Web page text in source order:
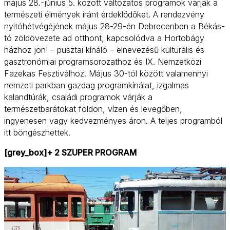
május 28.-június 5. között változatos programok várják a
természeti élmények iránt érdeklődőket. A rendezvény
nyitóhétvégéjének május 28-29-én Debrecenben a Békás-
tó zöldövezete ad otthont, kapcsolódva a Hortobágy
házhoz jön! – pusztai kínáló – elnevezésű kulturális és
gasztronómiai programsorozathoz és IX. Nemzetközi
Fazekas Fesztiválhoz. Május 30-tól között valamennyi
nemzeti parkban gazdag programkínálat, izgalmas
kalandtúrák, családi programok várják a
természetbarátokat földön, vízen és levegőben,
ingyenesen vagy kedvezményes áron. A teljes programból
itt böngészhettek.
[grey_box]+ 2 SZUPER PROGRAM